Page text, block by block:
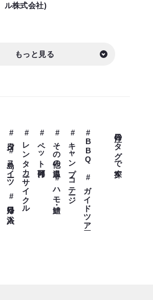
ル株式会社)
もっと見る
注目のタグで探す
#BBQ
#ガイドツアー
#キャンプ・コテージ
#その他の温泉
#ハモ・鱧
#ペット同伴可
#レンタカー・サイクル
#夕日
#島スイーツ
#日帰り入浴